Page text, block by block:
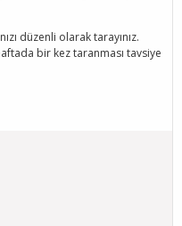
düzenli olarak tarayınız.
bir kez taranması tavsiye